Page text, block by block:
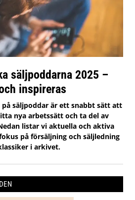
säljpoddarna 2025 –
inspireras
på säljpoddar är ett snabbt sätt att
nya arbetssätt och ta del av
listar vi aktuella och aktiva
på försäljning och säljledning
i arkivet.